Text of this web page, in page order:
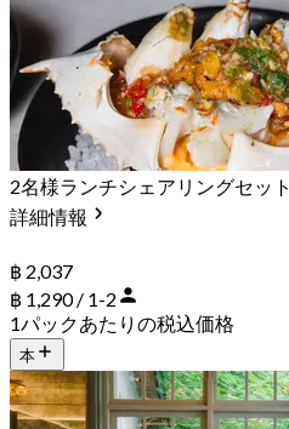
2名様ランチシェアリングセット
詳細情報
฿ 2,037
฿ 1,290 / 1-2
1パックあたりの税込価格
本